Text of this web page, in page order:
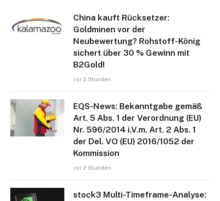
​​​​​​​China kauft Rücksetzer:
Goldminen vor der
Neubewertung? Rohstoff-König
sichert über 30 % Gewinn mit
B2Gold!
vor 2 Stunden
EQS-News: Bekanntgabe gemäß
Art. 5 Abs. 1 der Verordnung (EU)
Nr. 596/2014 i.V.m. Art. 2 Abs. 1
der Del. VO (EU) 2016/1052 der
Kommission
vor 2 Stunden
stock3 Multi-Timeframe-Analyse: